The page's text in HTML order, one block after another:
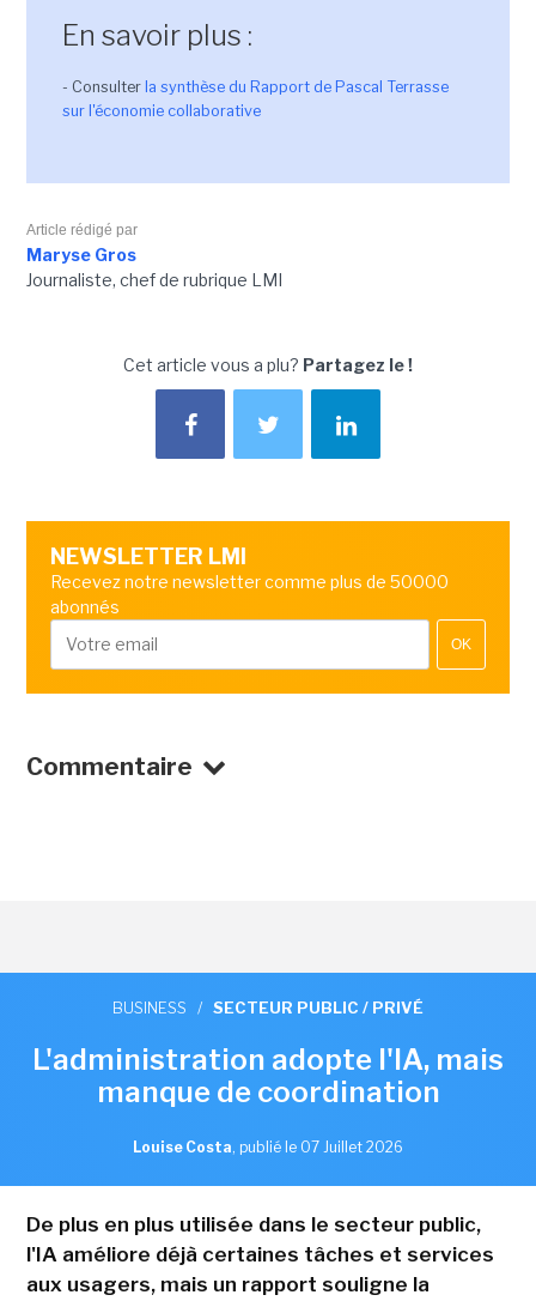
En savoir plus :
- Consulter la synthèse du Rapport de Pascal Terrasse
sur l'économie collaborative
Article rédigé par
Maryse Gros
Journaliste, chef de rubrique LMI
Cet article vous a plu? Partagez le !
NEWSLETTER LMI
Recevez notre newsletter comme plus de 50000
abonnés
OK
Commentaire
BUSINESS / SECTEUR PUBLIC / PRIVÉ
L'administration adopte l'IA, mais
manque de coordination
Louise Costa, publié le 07 Juillet 2026
De plus en plus utilisée dans le secteur public,
l'IA améliore déjà certaines tâches et services
aux usagers, mais un rapport souligne la